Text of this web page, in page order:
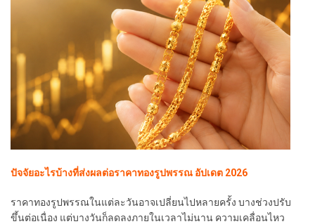
ปัจจัยอะไรบ้างที่ส่งผลต่อราคาทองรูปพรรณ อัปเดต 2026
ราคาทองรูปพรรณในแต่ละวันอาจเปลี่ยนไปหลายครั้ง บางช่วงปรับ
ขึ้นต่อเนื่อง แต่บางวันก็ลดลงภายในเวลาไม่นาน ความเคลื่อนไหว